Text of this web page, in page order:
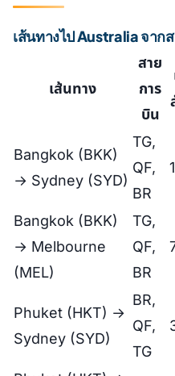
เส้นทางไป Australia จาก
เส้นทาง
สาย
การ
บิน
Bangkok (BKK)
→ Sydney (SYD)
TG,
QF,
BR
Bangkok (BKK)
→ Melbourne
(MEL)
TG,
QF,
BR
Phuket (HKT) →
Sydney (SYD)
BR,
QF,
TG